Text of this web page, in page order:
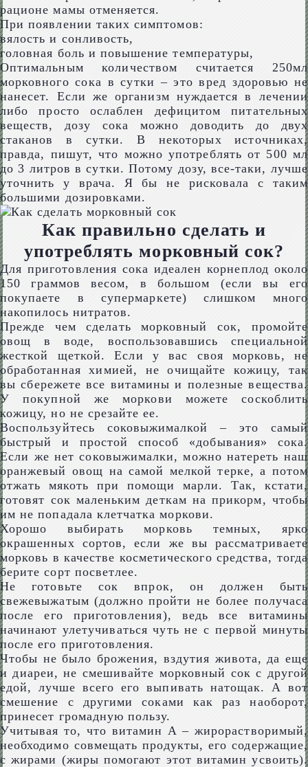
рационе мамы отменяется.
При появлении таких симптомов:
вялость и сонливость,
головная боль и повышение температуры,
Оптимальным количеством считается 250мл
морковного сока в сутки – это вред здоровью не
нанесет. Если же организм нуждается в лечении
либо просто ослаблен дефицитом питательных
веществ, дозу сока можно доводить до двух
стаканов в сутки. В некоторых источниках,
правда, пишут, что можно употреблять от 500 мл
до 3 литров в сутки. Потому дозу, все-таки, лучше
уточнить у врача. Я бы не рисковала с таким
большими дозировками.
Как правильно сделать и
употреблять морковный сок?
Для приготовления сока идеален корнеплод около
150 граммов весом, в большом (если вы его
покупаете в супермаркете) слишком много
накопилось нитратов.
Прежде чем сделать морковный сок, промойте
овощ в воде, воспользовавшись специальной
жесткой щеткой. Если у вас своя морковь, не
обработанная химией, не очищайте кожицу, так
вы сбережете все витамины и полезные вещества.
У покупной же моркови можете соскоблить
кожицу, но не срезайте ее.
Воспользуйтесь соковыжималкой – это самый
быстрый и простой способ «добывания» сока.
Если же нет соковыжималки, можно натереть наш
оранжевый овощ на самой мелкой терке, а потом
отжать мякоть при помощи марли. Так, кстати,
готовят сок маленьким деткам на прикорм, чтобы
им не попадала клетчатка моркови.
Хорошо выбирать морковь темных, ярко
окрашенных сортов, если же вы рассматриваете
морковь в качестве косметического средства, тогда
берите сорт посветлее.
Не готовьте сок впрок, он должен быть
свежевыжатым (должно пройти не более получаса
после его приготовления), ведь все витамины
начинают улетучиваться чуть не с первой минуты
после его приготовления.
Чтобы не было брожения, вздутия живота, да еще
и диареи, не смешивайте морковный сок с другой
едой, лучше всего его выпивать натощак. А вот
смешение с другими соками как раз наоборот,
принесет громадную пользу.
Учитывая то, что витамин А – жирорастворимый,
необходимо совмещать продукты, его содержащие,
с жирами (жиры помогают этот витамин усвоить).